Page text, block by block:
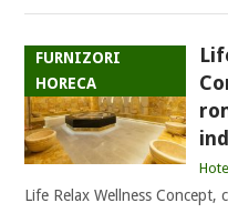
FURNIZORI
HORECA
Life Relax Wellness Concept,